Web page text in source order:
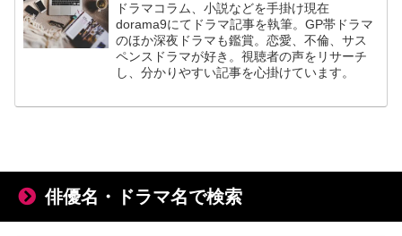
ドラマコラム、小説などを手掛け現在
dorama9にてドラマ記事を執筆。GP帯ドラマ
のほか深夜ドラマも鑑賞。恋愛、不倫、サス
ペンスドラマが好き。視聴者の声をリサーチ
し、分かりやすい記事を心掛けています。
俳優名・ドラマ名で検索